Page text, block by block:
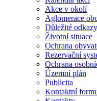
Akce v okolí
Aglomerace
Důležité
Životní situace
Ochrana
Rezervační
Ochrana
Územní plán
Publicita
Kontaktní